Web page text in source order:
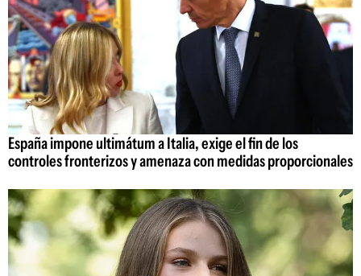
España impone ultimátum a Italia, exige el fin de los
controles fronterizos y amenaza con medidas proporcionales